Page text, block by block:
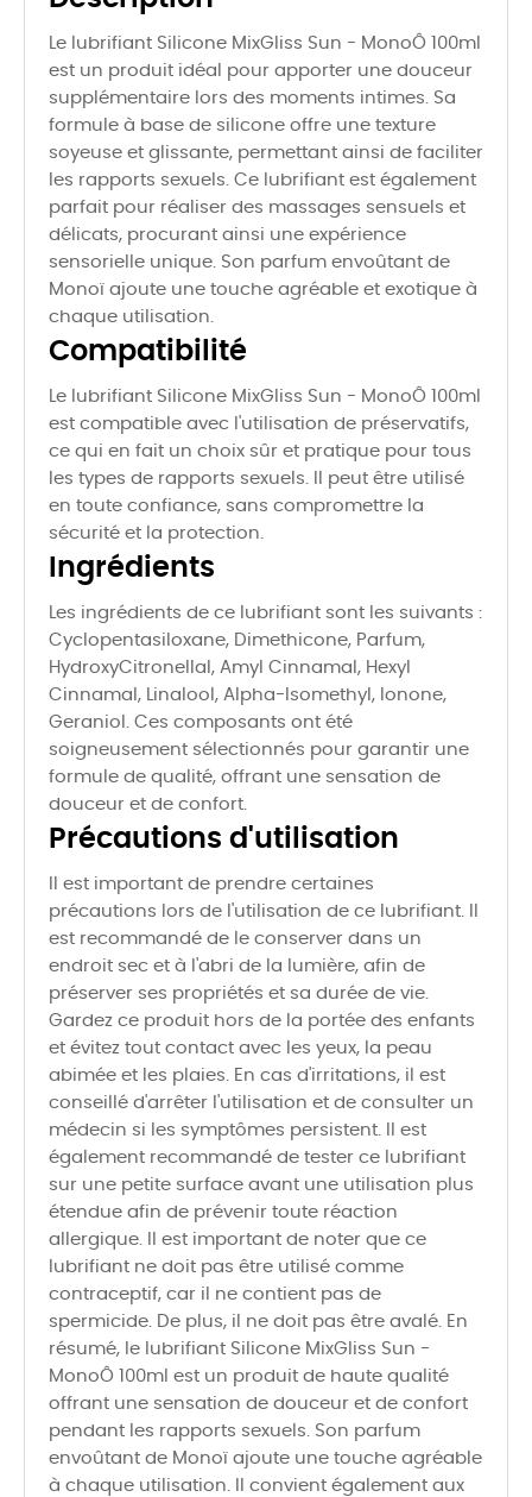
Le lubrifiant Silicone MixGliss Sun - MonoÔ 100ml
est un produit idéal pour apporter une douceur
supplémentaire lors des moments intimes. Sa
formule à base de silicone offre une texture
soyeuse et glissante, permettant ainsi de faciliter
les rapports sexuels. Ce lubrifiant est également
parfait pour réaliser des massages sensuels et
délicats, procurant ainsi une expérience
sensorielle unique. Son parfum envoûtant de
Monoï ajoute une touche agréable et exotique à
chaque utilisation.
Compatibilité
Le lubrifiant Silicone MixGliss Sun - MonoÔ 100ml
est compatible avec l'utilisation de préservatifs,
ce qui en fait un choix sûr et pratique pour tous
les types de rapports sexuels. Il peut être utilisé
en toute confiance, sans compromettre la
sécurité et la protection.
Ingrédients
Les ingrédients de ce lubrifiant sont les suivants :
Cyclopentasiloxane, Dimethicone, Parfum,
HydroxyCitronellal, Amyl Cinnamal, Hexyl
Cinnamal, Linalool, Alpha-Isomethyl, Ionone,
Geraniol. Ces composants ont été
soigneusement sélectionnés pour garantir une
formule de qualité, offrant une sensation de
douceur et de confort.
Précautions d'utilisation
Il est important de prendre certaines
précautions lors de l'utilisation de ce lubrifiant. Il
est recommandé de le conserver dans un
endroit sec et à l'abri de la lumière, afin de
préserver ses propriétés et sa durée de vie.
Gardez ce produit hors de la portée des enfants
et évitez tout contact avec les yeux, la peau
abimée et les plaies. En cas d'irritations, il est
conseillé d'arrêter l'utilisation et de consulter un
médecin si les symptômes persistent. Il est
également recommandé de tester ce lubrifiant
sur une petite surface avant une utilisation plus
étendue afin de prévenir toute réaction
allergique. Il est important de noter que ce
lubrifiant ne doit pas être utilisé comme
contraceptif, car il ne contient pas de
spermicide. De plus, il ne doit pas être avalé. En
résumé, le lubrifiant Silicone MixGliss Sun -
MonoÔ 100ml est un produit de haute qualité
offrant une sensation de douceur et de confort
pendant les rapports sexuels. Son parfum
envoûtant de Monoï ajoute une touche agréable
à chaque utilisation. Il convient également aux